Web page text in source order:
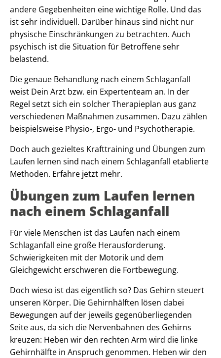
andere Gegebenheiten eine wichtige Rolle. Und das
ist sehr individuell. Darüber hinaus sind nicht nur
physische Einschränkungen zu betrachten. Auch
psychisch ist die Situation für Betroffene sehr
belastend.
Die genaue Behandlung nach einem Schlaganfall
weist Dein Arzt bzw. ein Expertenteam an. In der
Regel setzt sich ein solcher Therapieplan aus ganz
verschiedenen Maßnahmen zusammen. Dazu zählen
beispielsweise Physio-, Ergo- und Psychotherapie.
Doch auch gezieltes Krafttraining und Übungen zum
Laufen lernen sind nach einem Schlaganfall etablierte
Methoden. Erfahre jetzt mehr.
Übungen zum Laufen lernen
nach einem Schlaganfall
Für viele Menschen ist das Laufen nach einem
Schlaganfall eine große Herausforderung.
Schwierigkeiten mit der Motorik und dem
Gleichgewicht erschweren die Fortbewegung.
Doch wieso ist das eigentlich so? Das Gehirn steuert
unseren Körper. Die Gehirnhälften lösen dabei
Bewegungen auf der jeweils gegenüberliegenden
Seite aus, da sich die Nervenbahnen des Gehirns
kreuzen: Heben wir den rechten Arm wird die linke
Gehirnhälfte in Anspruch genommen. Heben wir den